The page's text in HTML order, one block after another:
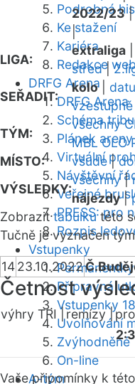
Podrobná
Ke stažení
Kariéra
Redakce
DRFG Arena
DRFG Arena
Schéma
Plánek areny
Virtuální
Návštěvní
Veřejné
PRESS: pro
Rozpis
Vstupenky
Přípravná
Vstupenky
Uvolňování
Zvýhodněné
On-line
A-tým
2022/23|
|
LIGA:
extraliga
střed|
SEŘADIT:
kolo|
vzestupně
TÝM:
všechny
MBL OLO
MÍSTO:
všude|
VÝSLEDKY:
všechny|
nájezdy|
Zobrazittabulkutéto
Tučně je vyznačen
1423.10.2022
Četnost
výhry TRI | remízy |
Vaše připomínky k